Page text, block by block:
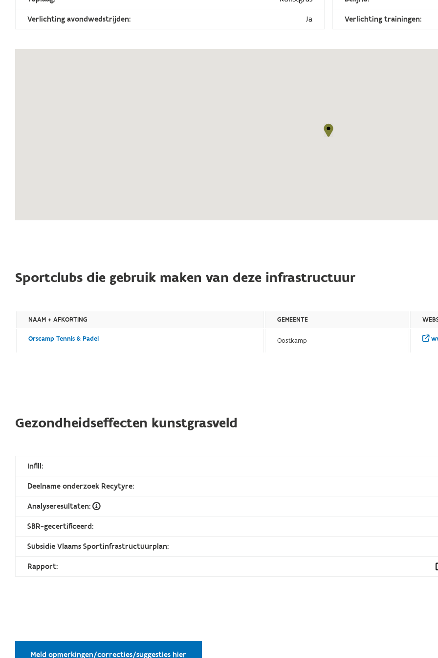
Verlichting avondwedstrijden: Ja Verlichting trainingen:
Sportclubs die gebruik maken van deze infrastructuur
NAAM + AFKORTING GEMEENTE
Orscamp Tennis & Padel Oostkamp
Gezondheidseffecten kunstgrasveld
Infill:
Deelname onderzoek Recytyre:
Analyseresultaten:
SBR-gecertificeerd:
Subsidie Vlaams Sportinfrastructuurplan:
Rapport:
Meld opmerkingen/correcties/suggesties hier